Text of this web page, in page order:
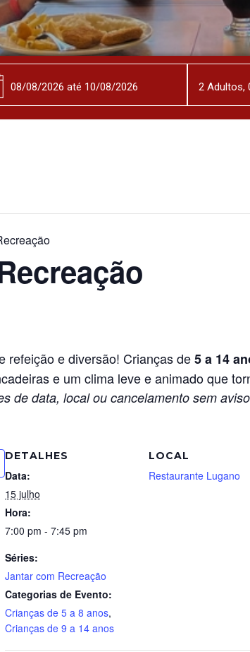
refeição e diversão! Crianças de5 a 14
e um clima leve e animado que
de data, local ou cancelamento sem
DETALHES
Data:
15 julho
Hora:
7:00 pm - 7:45 pm
Séries:
Jantar com Recreação
Categorias de Evento:
Crianças de 5 a 8 anos,
Crianças de 9 a 14 anos
LOCAL
Restaurante Lugano
2Adultos,